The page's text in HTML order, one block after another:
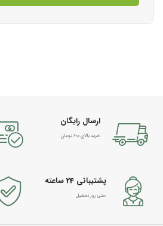
ارسال رایگان
خرید بالای 600 تومان
پشتیبانی 24 ساعته
حتی روز تعطیل